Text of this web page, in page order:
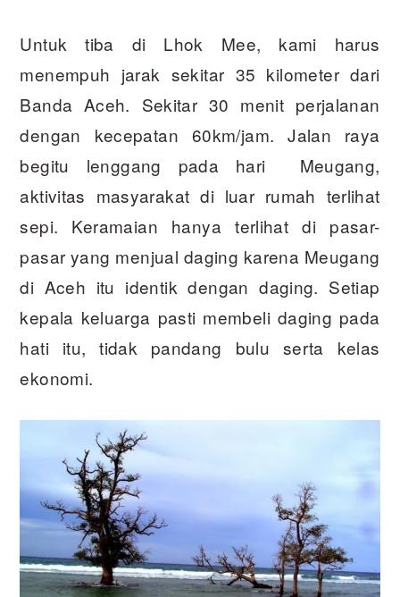
Untuk tiba di Lhok Mee, kami harus
menempuh jarak sekitar 35 kilometer dari
Banda Aceh. Sekitar 30 menit perjalanan
dengan kecepatan 60km/jam. Jalan raya
begitu lenggang pada hari Meugang,
aktivitas masyarakat di luar rumah terlihat
sepi. Keramaian hanya terlihat di pasar-
pasar yang menjual daging karena Meugang
di Aceh itu identik dengan daging. Setiap
kepala keluarga pasti membeli daging pada
hati itu, tidak pandang bulu serta kelas
ekonomi.